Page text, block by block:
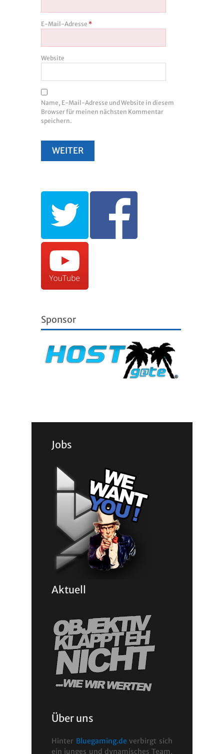
E-Mail-Adresse *
Website
Name, E-Mail-Adresse und Website in diesem
Browser für meinen nächsten Kommentar
speichern.
Sponsor
Jobs
Aktuell
Über uns
Hinter Bluegaming.de verbirgt sich
ein junges und dynamisches Team,